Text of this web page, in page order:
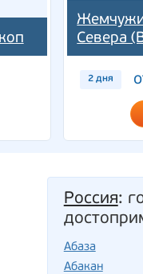
Севера
2 дня
Россия:
Абаза
Абакан